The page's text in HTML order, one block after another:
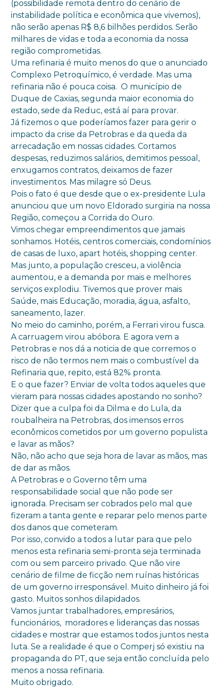
(possibilidade remota dentro do cenário de
instabilidade política e econômica que vivemos),
não serão apenas R$ 8,6 bilhões perdidos. Serão
milhares de vidas e toda a economia da nossa
região comprometidas.
Uma refinaria é muito menos do que o anunciado
Complexo Petroquímico, é verdade. Mas uma
refinaria não é pouca coisa. O município de
Duque de Caxias, segunda maior economia do
estado, sede da Reduc, está aí para provar.
Já fizemos o que poderíamos fazer para gerir o
impacto da crise da Petrobras e da queda da
arrecadação em nossas cidades. Cortamos
despesas, reduzimos salários, demitimos pessoal,
enxugamos contratos, deixamos de fazer
investimentos. Mas milagre só Deus.
Pois o fato é que desde que o ex-presidente Lula
anunciou que um novo Eldorado surgiria na nossa
Região, começou a Corrida do Ouro.
Vimos chegar empreendimentos que jamais
sonhamos. Hotéis, centros comerciais, condomínios
de casas de luxo, apart hotéis, shopping center.
Mas junto, a população cresceu, a violência
aumentou, e a demanda por mais e melhores
serviços explodiu. Tivemos que prover mais
Saúde, mais Educação, moradia, água, asfalto,
saneamento, lazer.
No meio do caminho, porém, a Ferrari virou fusca.
A carruagem virou abóbora. E agora vem a
Petrobras e nos dá a noticia de que corremos o
risco de não termos nem mais o combustível da
Refinaria que, repito, está 82% pronta.
E o que fazer? Enviar de volta todos aqueles que
vieram para nossas cidades apostando no sonho?
Dizer que a culpa foi da Dilma e do Lula, da
roubalheira na Petrobras, dos imensos erros
econômicos cometidos por um governo populista
e lavar as mãos?
Não, não acho que seja hora de lavar as mãos, mas
de dar as mãos.
A Petrobras e o Governo têm uma
responsabilidade social que não pode ser
ignorada. Precisam ser cobrados pelo mal que
fizeram a tanta gente e reparar pelo menos parte
dos danos que cometeram.
Por isso, convido a todos a lutar para que pelo
menos esta refinaria semi-pronta seja terminada
com ou sem parceiro privado. Que não vire
cenário de filme de ficção nem ruínas históricas
de um governo irresponsável. Muito dinheiro já foi
gasto. Muitos sonhos dilapidados.
Vamos juntar trabalhadores, empresários,
funcionários, moradores e lideranças das nossas
cidades e mostrar que estamos todos juntos nesta
luta. Se a realidade é que o Comperj só existiu na
propaganda do PT, que seja então concluída pelo
menos a nossa refinaria.
Muito obrigado.